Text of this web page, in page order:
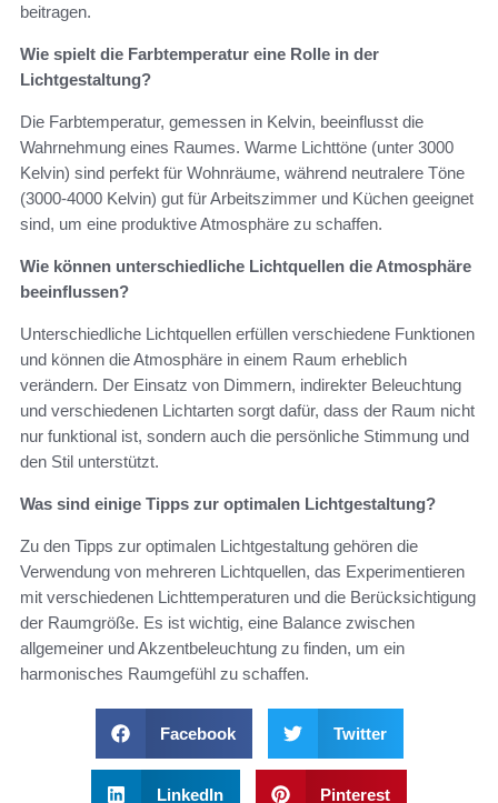
beitragen.
Wie spielt die Farbtemperatur eine Rolle in der
Lichtgestaltung?
Die Farbtemperatur, gemessen in Kelvin, beeinflusst die
Wahrnehmung eines Raumes. Warme Lichttöne (unter 3000
Kelvin) sind perfekt für Wohnräume, während neutralere Töne
(3000-4000 Kelvin) gut für Arbeitszimmer und Küchen geeignet
sind, um eine produktive Atmosphäre zu schaffen.
Wie können unterschiedliche Lichtquellen die Atmosphäre
beeinflussen?
Unterschiedliche Lichtquellen erfüllen verschiedene Funktionen
und können die Atmosphäre in einem Raum erheblich
verändern. Der Einsatz von Dimmern, indirekter Beleuchtung
und verschiedenen Lichtarten sorgt dafür, dass der Raum nicht
nur funktional ist, sondern auch die persönliche Stimmung und
den Stil unterstützt.
Was sind einige Tipps zur optimalen Lichtgestaltung?
Zu den Tipps zur optimalen Lichtgestaltung gehören die
Verwendung von mehreren Lichtquellen, das Experimentieren
mit verschiedenen Lichttemperaturen und die Berücksichtigung
der Raumgröße. Es ist wichtig, eine Balance zwischen
allgemeiner und Akzentbeleuchtung zu finden, um ein
harmonisches Raumgefühl zu schaffen.
Facebook Twitter
LinkedIn Pinterest